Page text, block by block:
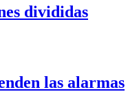
divididas
las alarmas